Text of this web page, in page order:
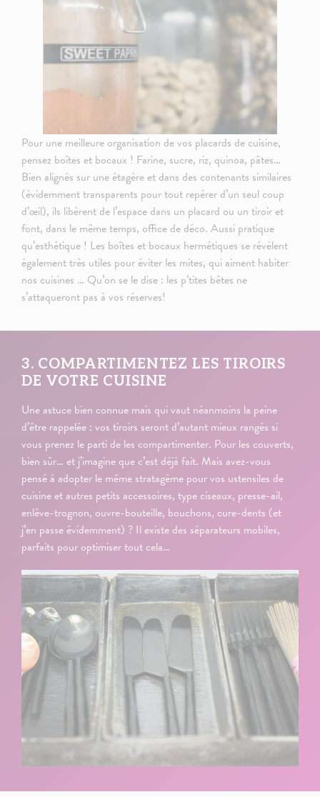
Pour une meilleure organisation de vos placards de cuisine,
pensez boîtes et bocaux ! Farine, sucre, riz, quinoa, pâtes…
Bien alignés sur une étagère et dans des contenants similaires
(évidemment transparents pour tout repérer d’un seul coup
d’œil), ils libèrent de l’espace dans un placard ou un tiroir et
font, dans le même temps, office de déco. Aussi pratique
qu’esthétique ! Les boîtes et bocaux hermétiques se révèlent
également très utiles pour éviter les mites, qui aiment habiter
nos cuisines … Qu’on se le dise : les p’tites bêtes ne
s’attaqueront pas à vos réserves!
3. COMPARTIMENTEZ LES TIROIRS
DE VOTRE CUISINE
Une astuce bien connue mais qui vaut néanmoins la peine
d’être rappelée : vos tiroirs seront d’autant mieux rangés si
vous prenez le parti de les compartimenter. Pour les couverts,
bien sûr… et j’imagine que c’est déjà fait. Mais avez-vous
pensé à adopter le même stratagème pour vos ustensiles de
cuisine et autres petits accessoires, type ciseaux, presse-ail,
enlève-trognon, ouvre-bouteille, bouchons, cure-dents (et
j’en passe évidemment) ? Il existe des séparateurs mobiles,
parfaits pour optimiser tout cela…